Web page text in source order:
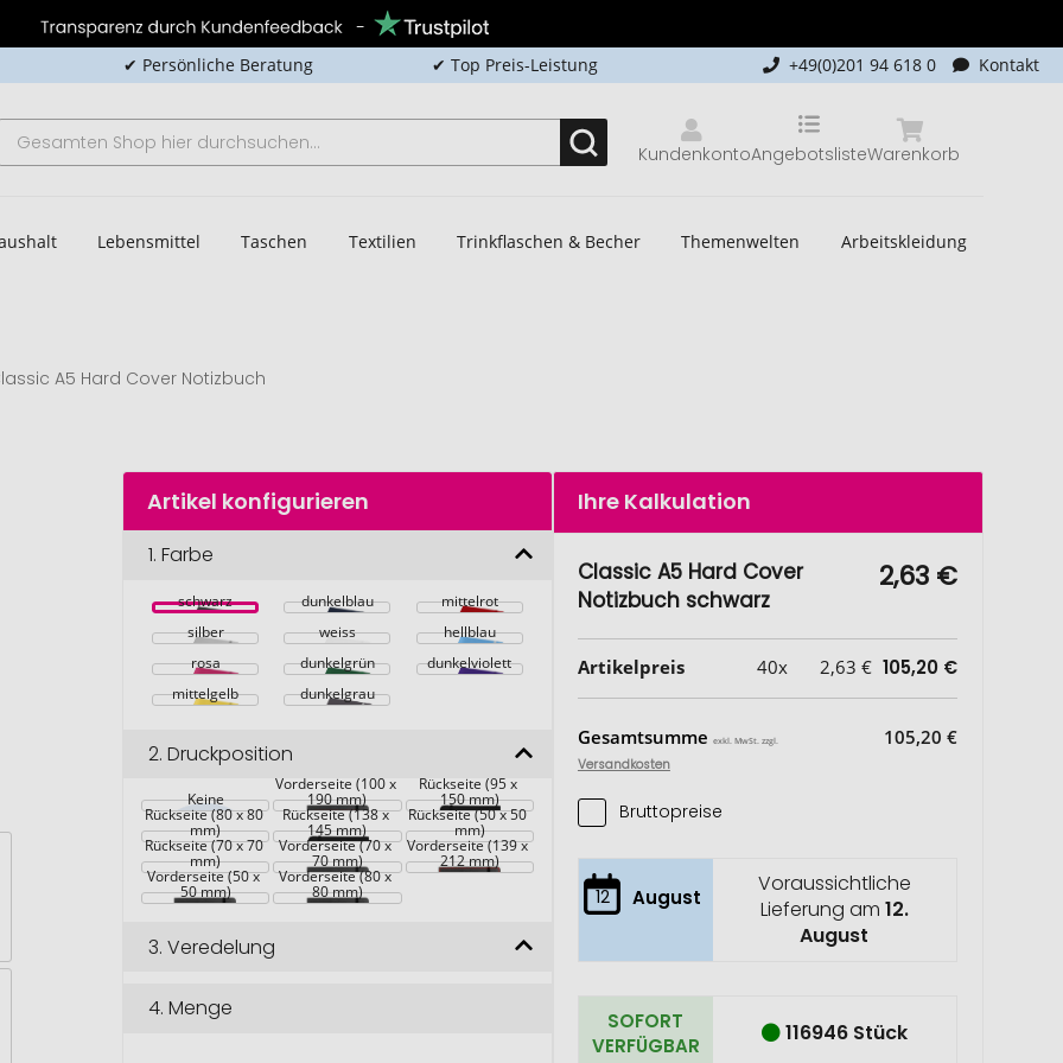
✔ Persönliche Beratung ✔ Top Preis-Leistung +49(0)201 94 618 0 Kontakt
Kundenkonto Warenkorb
Angebotsliste
Lebensmittel Taschen Textilien Trinkflaschen & Becher Themenwelten Arbeitskleidung
A5 Hard Cover Notizbuch
Artikel konfigurieren
1.Farbe
schwarz dunkelblau
mittelrot
silber
weiss
hellblau
rosa
dunkelgrün
dunkelviolett
mittelgelb
dunkelgrau
2.Druckposition
Keine
Vorderseite (100 x
190 mm)
Rückseite (95 x
150 mm)
Rückseite (80 x 80
mm)
Rückseite (138 x
145 mm)
Rückseite (50 x 50
mm)
Rückseite (70 x 70
mm)
Vorderseite (70 x
70 mm)
Vorderseite (139 x
212 mm)
Vorderseite (50 x
50 mm)
Vorderseite (80 x
80 mm)
3.Veredelung
4.Menge
Ihre Kalkulation
Classic A5 Hard Cover
Notizbuch schwarz
2,63 €
Artikelpreis 40x 2,63 € 105,20 €
Gesamtsumme exkl. MwSt. zzgl.
Versandkosten
105,20 €
Bruttopreise
12 August
Voraussichtliche
Lieferung am 12.
August
SOFORT
VERFÜGBAR
116946 Stück